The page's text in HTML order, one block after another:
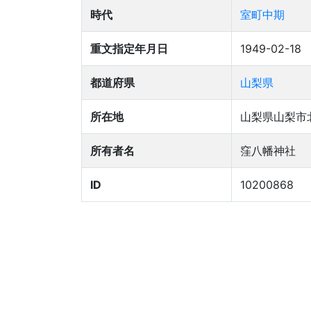
時代 室町中期
重文指定年月日 1949-02-18
都道府県 山梨県
所在地 山梨県山梨市
所有者名 窪八幡神社
ID 10200868